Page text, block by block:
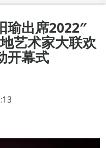
瑜出席2022″
艺术家大联欢
开幕式